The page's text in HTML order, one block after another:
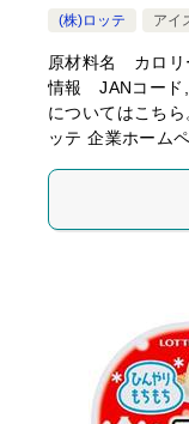
(株)ロッテ
アイ
原材料名 カロ
情報 JANコード
についてはこち
ッテ 企業ホーム